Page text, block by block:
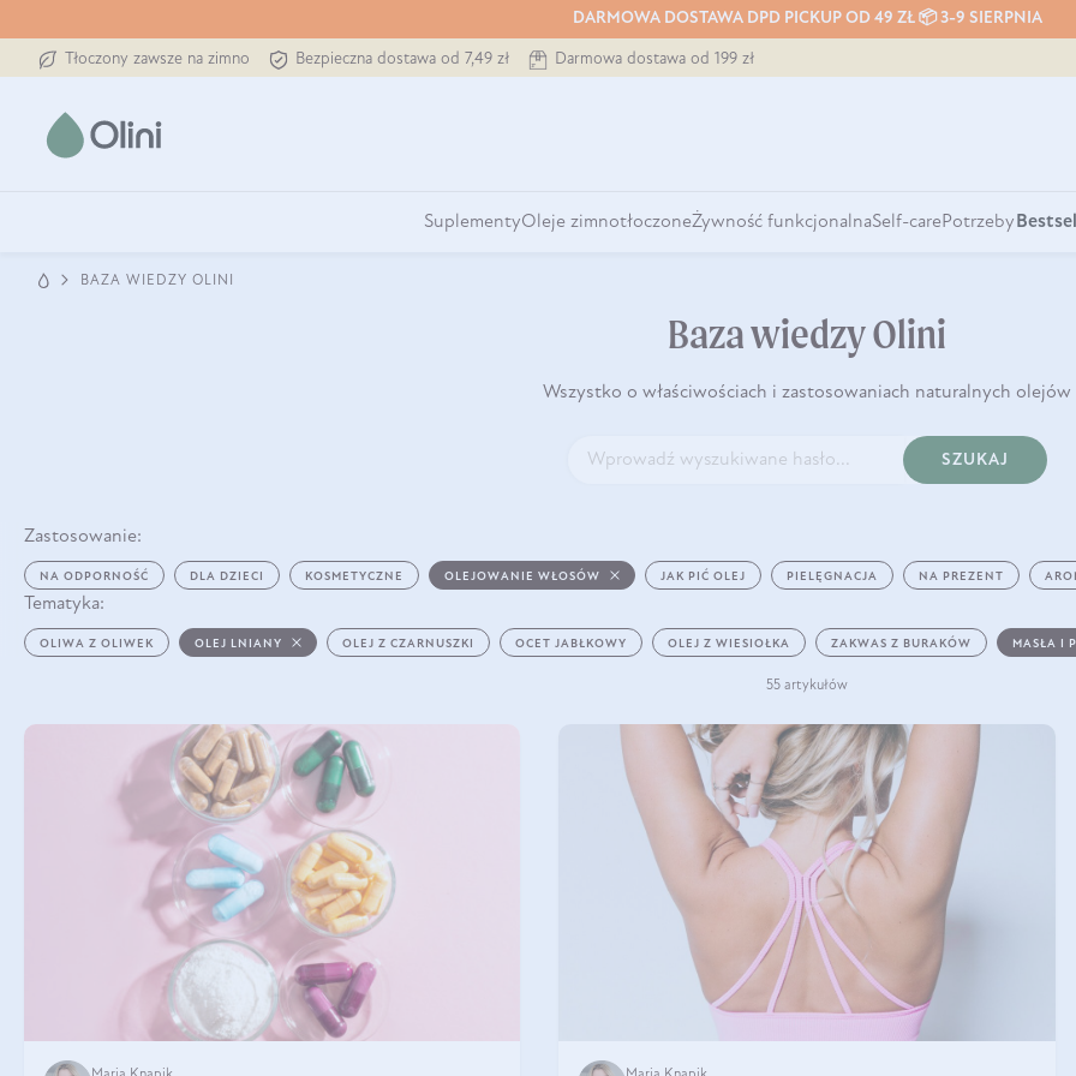
DARMOWA DOSTAWA DPD PICKUP OD 49 ZŁ 📦 3-9 SIERPNIA
Tłoczony zawsze na zimno Bezpieczna dostawa od 7,49 zł Darmowa dostawa od 199 zł
SuplementyOleje zimnotłoczoneŻywność funkcjonalnaSelf-carePotrzeby
BAZA WIEDZY OLINI
Baza wiedzy Olini
Wszystko o właściwościach i zastosowaniach naturalnych olejów
SZUKAJ
Zastosowanie:
NA ODPORNOŚĆ DLA DZIECI KOSMETYCZNE OLEJOWANIE WŁOSÓW JAK PIĆ OLEJ PIELĘGNACJA NA PREZENT
Tematyka:
OLIWA Z OLIWEK OLEJ LNIANY OLEJ Z CZARNUSZKI OCET JABŁKOWY OLEJ Z WIESIOŁKA ZAKWAS Z BURAKÓW MASŁA I
55 artykułów